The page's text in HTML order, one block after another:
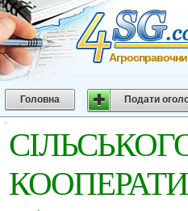
Головна Подати
КООПЕРАТИВ